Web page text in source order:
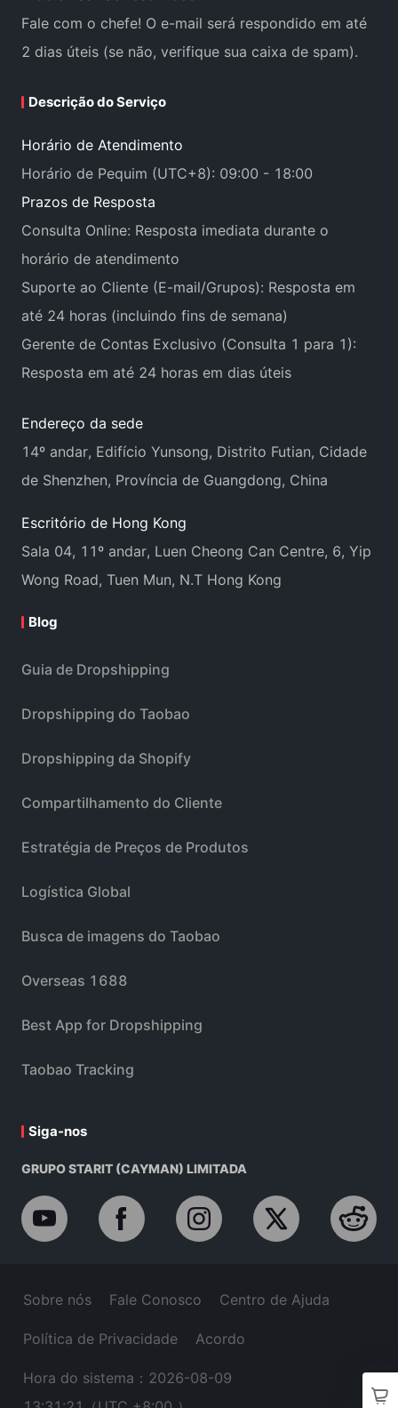
Fale com o chefe! O e-mail será respondido em até
2 dias úteis (se não, verifique sua caixa de spam).
Descrição do Serviço
Horário de Atendimento
Horário de Pequim (UTC+8): 09:00 - 18:00
Prazos de Resposta
Consulta Online: Resposta imediata durante o
horário de atendimento
Suporte ao Cliente (E-mail/Grupos): Resposta em
até 24 horas (incluindo fins de semana)
Gerente de Contas Exclusivo (Consulta 1 para 1):
Resposta em até 24 horas em dias úteis
Endereço da sede
14º andar, Edifício Yunsong, Distrito Futian, Cidade
de Shenzhen, Província de Guangdong, China
Escritório de Hong Kong
Sala 04, 11º andar, Luen Cheong Can Centre, 6, Yip
Wong Road, Tuen Mun, N.T Hong Kong
Blog
Guia de Dropshipping
Dropshipping do Taobao
Dropshipping da Shopify
Compartilhamento do Cliente
Estratégia de Preços de Produtos
Logística Global
Busca de imagens do Taobao
Overseas 1688
Best App for Dropshipping
Taobao Tracking
Siga-nos
GRUPO STARIT (CAYMAN) LIMITADA
Sobre nós Fale Conosco Centro de Ajuda
Política de Privacidade Acordo
Hora do sistema：2026-08-09